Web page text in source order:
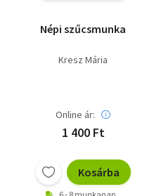
Népi szűcsmunka
Kresz Mária
Online ár:
1 400 Ft
Kosárba